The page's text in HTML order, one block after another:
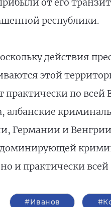
республики.
действия
этой
практически по
албанские
Германии и Венгрии
и практически
#Иванов